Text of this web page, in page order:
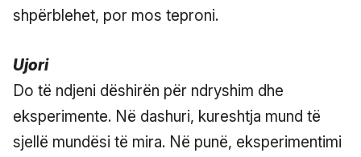
shpërblehet, por mos teproni.
Ujori
Do të ndjeni dëshirën për ndryshim dhe
eksperimente. Në dashuri, kureshtja mund të
sjellë mundësi të mira. Në punë, eksperimentimi